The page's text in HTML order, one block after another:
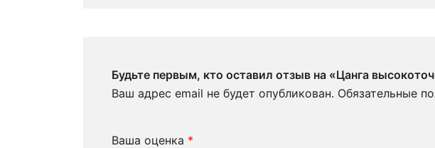
Будьте первым, кто оставил отзыв на «Цанга
Ваш адрес email не будет опубликован. Обязательные
Ваша оценка *